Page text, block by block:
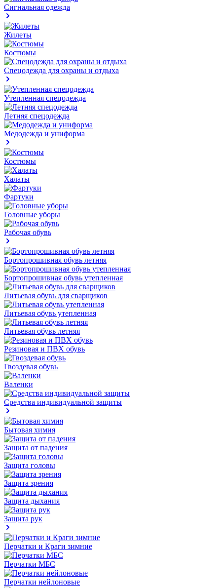
Сигнальная одежда
Жилеты
Костюмы
Спецодежда для охраны и отдыха
Утепленная спецодежда
Летняя спецодежда
Медодежда и униформа
Костюмы
Халаты
Фартуки
Головные уборы
Рабочая обувь
Бортопрошивная обувь летняя
Бортопрошивная обувь утепленная
Литьевая обувь для сварщиков
Литьевая обувь утепленная
Литьевая обувь летняя
Резиновая и ПВХ обувь
Гвоздевая обувь
Валенки
Средства индивидуальной защиты
Бытовая химия
Защита от падения
Защита головы
Защита зрения
Защита дыхания
Защита рук
Перчатки и Краги зимние
Перчатки МБС
Перчатки нейлоновые